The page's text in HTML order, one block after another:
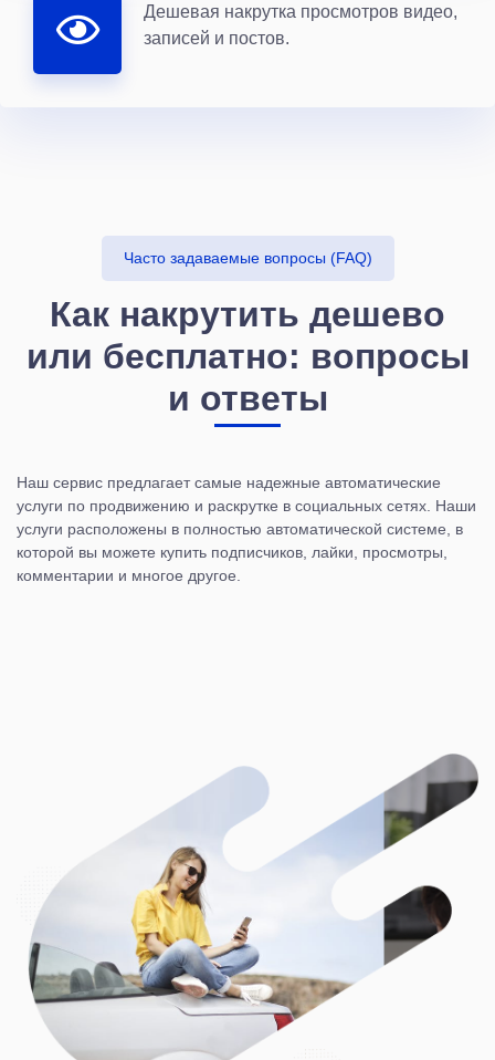
Дешевая накрутка просмотров видео,
записей и постов.
Часто задаваемые вопросы (FAQ)
Как накрутить дешево
или бесплатно: вопросы
и ответы
Наш сервис предлагает самые надежные автоматические
услуги по продвижению и раскрутке в социальных сетях. Наши
услуги расположены в полностью автоматической системе, в
которой вы можете купить подписчиков, лайки, просмотры,
комментарии и многое другое.